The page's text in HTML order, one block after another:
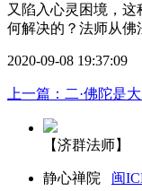
又陷入心灵困境，
何解决的？法师从佛
2020-09-08 19:37:09
上一篇：二·佛陀是
【济群法师】
静心禅院 闽